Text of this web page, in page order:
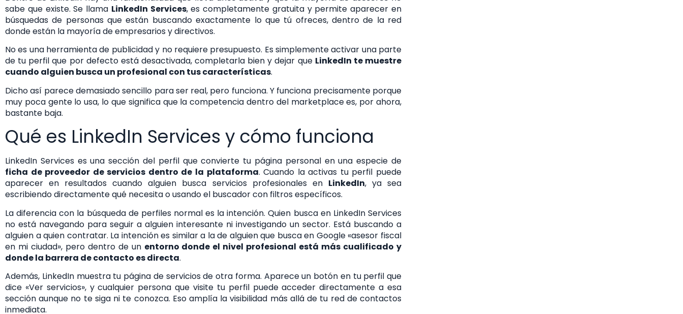
sabe que existe. Se llama LinkedIn Services, es completamente gratuita y permite aparecer en
búsquedas de personas que están buscando exactamente lo que tú ofreces, dentro de la red
donde están la mayoría de empresarios y directivos.
No es una herramienta de publicidad y no requiere presupuesto. Es simplemente activar una parte
de tu perfil que por defecto está desactivada, completarla bien y dejar que LinkedIn te muestre
cuando alguien busca un profesional con tus características.
Dicho así parece demasiado sencillo para ser real, pero funciona. Y funciona precisamente porque
muy poca gente lo usa, lo que significa que la competencia dentro del marketplace es, por ahora,
bastante baja.
Qué es LinkedIn Services y cómo funciona
LinkedIn Services es una sección del perfil que convierte tu página personal en una especie de
ficha de proveedor de servicios dentro de la plataforma. Cuando la activas tu perfil puede
aparecer en resultados cuando alguien busca servicios profesionales en LinkedIn, ya sea
escribiendo directamente qué necesita o usando el buscador con filtros específicos.
La diferencia con la búsqueda de perfiles normal es la intención. Quien busca en LinkedIn Services
no está navegando para seguir a alguien interesante ni investigando un sector. Está buscando a
alguien a quien contratar. La intención es similar a la de alguien que busca en Google «asesor fiscal
en mi ciudad», pero dentro de un entorno donde el nivel profesional está más cualificado y
donde la barrera de contacto es directa.
Además, LinkedIn muestra tu página de servicios de otra forma. Aparece un botón en tu perfil que
dice «Ver servicios», y cualquier persona que visite tu perfil puede acceder directamente a esa
sección aunque no te siga ni te conozca. Eso amplía la visibilidad más allá de tu red de contactos
inmediata.